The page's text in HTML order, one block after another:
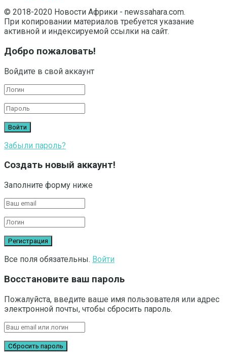
© 2018-2020 Новости Африки - newssahara.com.
При копировании материалов требуется указание
активной и индексируемой ссылки на сайт.
Добро пожаловать!
Войдите в свой аккаунт
Забыли пароль?
Создать новый аккаунт!
Заполните форму ниже
Все поля обязательны. Войти
Восстановите ваш пароль
Пожалуйста, введите ваше имя пользователя или адрес
электронной почты, чтобы сбросить пароль.